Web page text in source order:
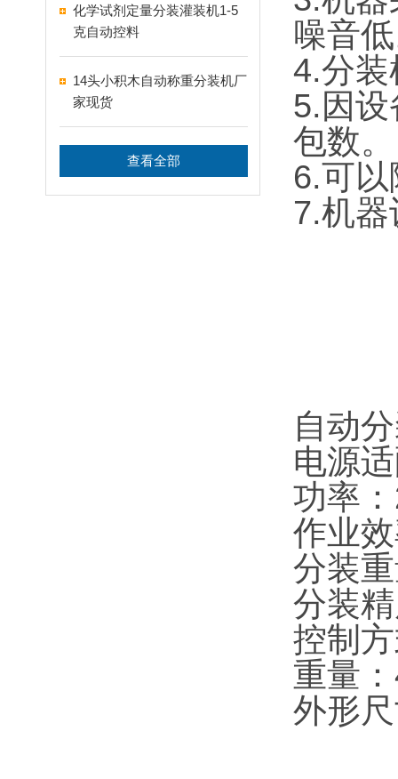
化学试剂定量分装灌装机1-5
克自动控料
14头小积木自动称重分装机厂
家现货
查看全部
噪音
4.分
5.因
包数。
6.可
7.机
自动
电源
功率
作业
分装
分装
控制
重量
外形